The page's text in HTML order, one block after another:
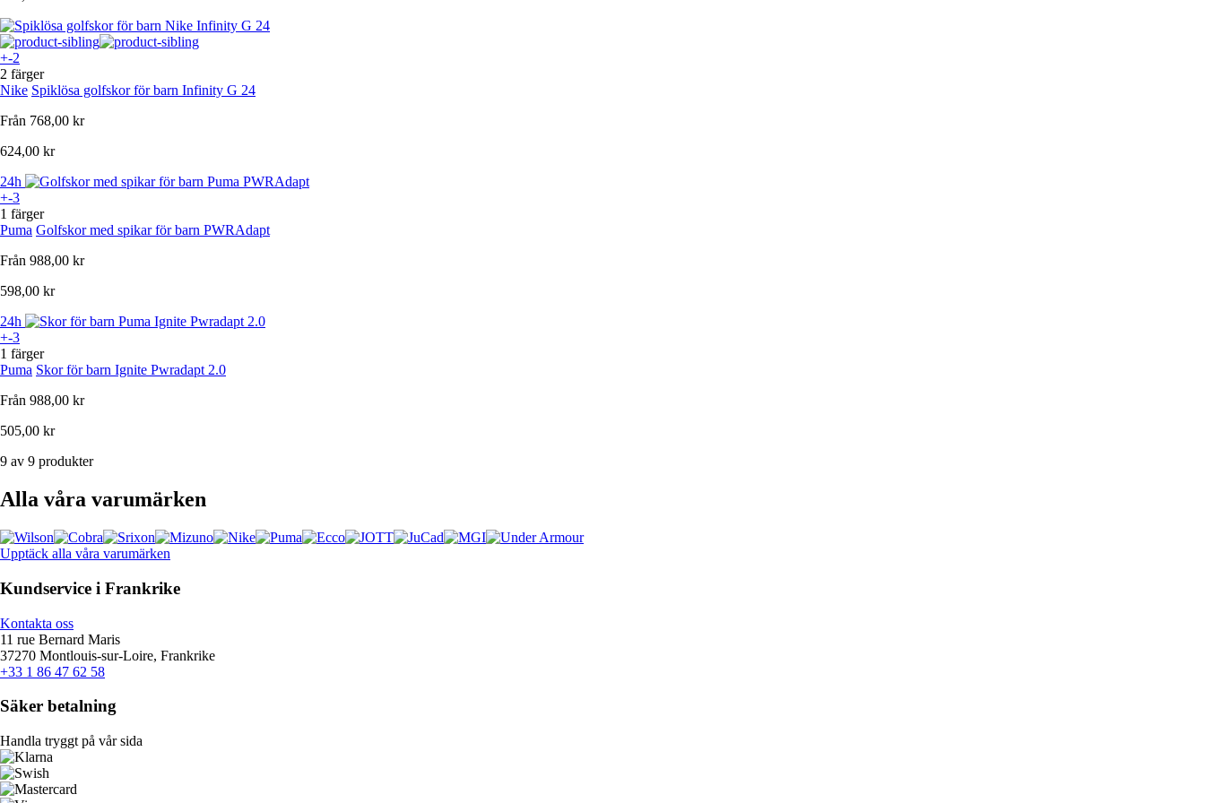
+-2
2 färger
Nike Spiklösa golfskor för barn Infinity G 24
Från 768,00 kr
624,00 kr
24h
+-3
1 färger
Puma Golfskor med spikar för barn PWRAdapt
Från 988,00 kr
598,00 kr
24h
+-3
1 färger
Puma Skor för barn Ignite Pwradapt 2.0
Från 988,00 kr
505,00 kr
9 av 9 produkter
Alla våra varumärken
Upptäck alla våra varumärken
Kundservice i Frankrike
Kontakta oss
11 rue Bernard Maris
37270 Montlouis-sur-Loire, Frankrike
+33 1 86 47 62 58
Säker betalning
Handla tryggt på vår sida